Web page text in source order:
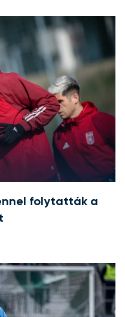
folytatták a